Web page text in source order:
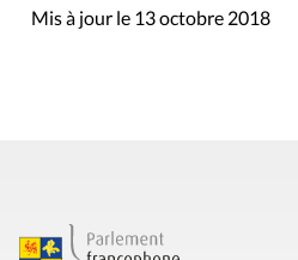
Mis à jour le 13 octobre 2018